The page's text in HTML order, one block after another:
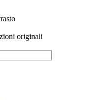
originali